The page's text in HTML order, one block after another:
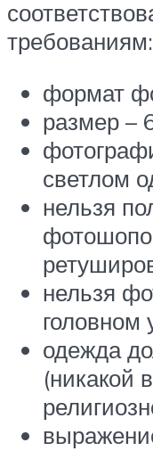
требованиям:
формат
размер –
светлом
нельзя
нельзя
головном
одежда
(никакой